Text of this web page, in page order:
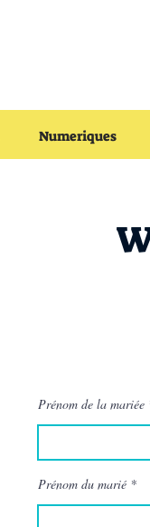
Numeriques
Prénom de la mariée
Prénom du marié